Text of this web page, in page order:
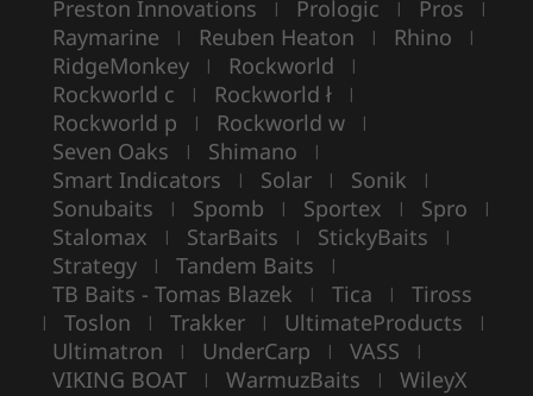
Preston Innovations | Prologic | Pros |
Raymarine | Reuben Heaton | Rhino |
RidgeMonkey | Rockworld |
Rockworld c | Rockworld ł |
Rockworld p | Rockworld w |
Seven Oaks | Shimano |
Smart Indicators | Solar | Sonik |
Sonubaits | Spomb | Sportex | Spro |
Stalomax | StarBaits | StickyBaits |
Strategy | Tandem Baits |
TB Baits - Tomas Blazek | Tica | Tiross
| Toslon | Trakker | UltimateProducts |
Ultimatron | UnderCarp | VASS |
VIKING BOAT | WarmuzBaits | WileyX